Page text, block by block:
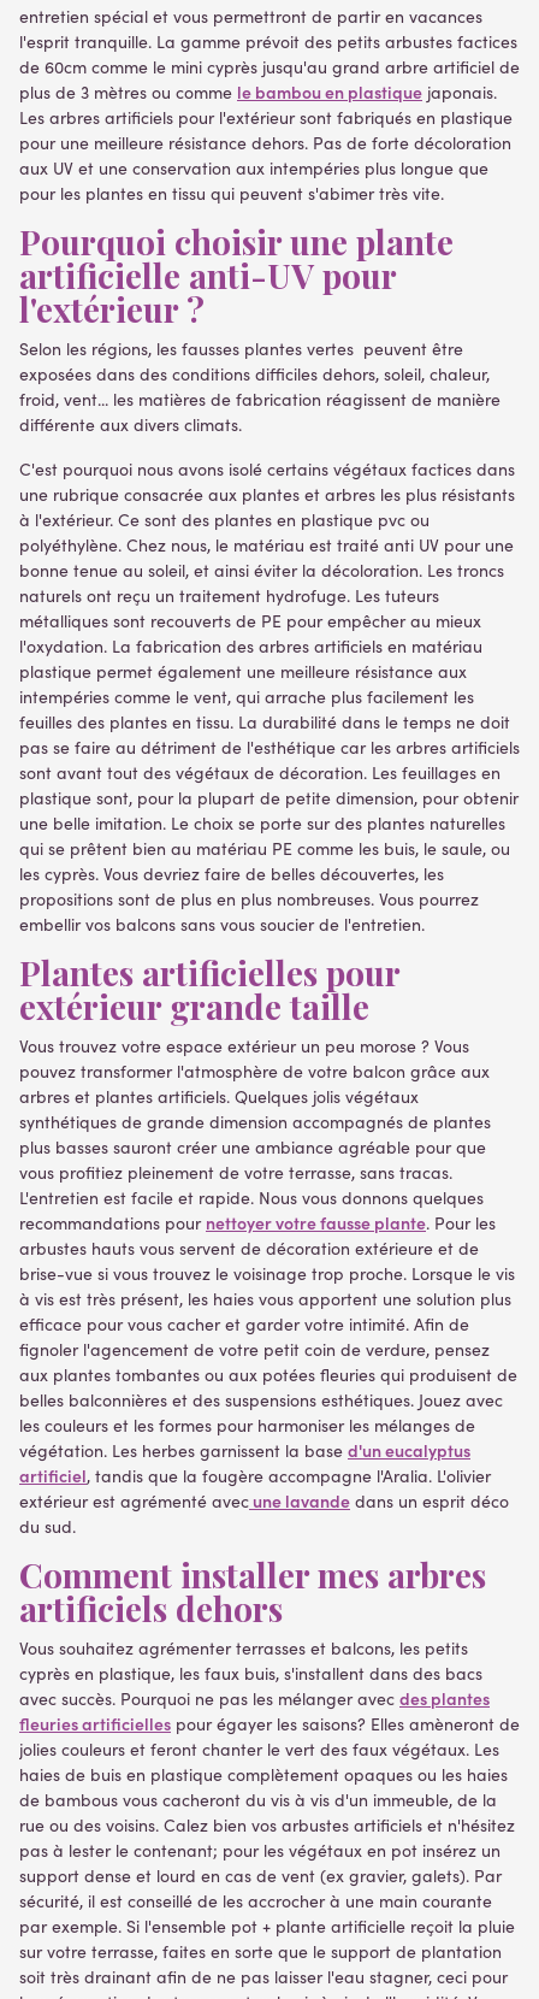
entretien spécial et vous permettront de partir en vacances
l'esprit tranquille. La gamme prévoit des petits arbustes factices
de 60cm comme le mini cyprès jusqu'au grand arbre artificiel de
plus de 3 mètres ou comme le bambou en plastique japonais.
Les arbres artificiels pour l'extérieur sont fabriqués en plastique
pour une meilleure résistance dehors. Pas de forte décoloration
aux UV et une conservation aux intempéries plus longue que
pour les plantes en tissu qui peuvent s'abimer très vite.
Pourquoi choisir une plante
artificielle anti-UV pour
l'extérieur ?
Selon les régions, les fausses plantes vertes peuvent être
exposées dans des conditions difficiles dehors, soleil, chaleur,
froid, vent... les matières de fabrication réagissent de manière
différente aux divers climats.
C'est pourquoi nous avons isolé certains végétaux factices dans
une rubrique consacrée aux plantes et arbres les plus résistants
à l'extérieur. Ce sont des plantes en plastique pvc ou
polyéthylène. Chez nous, le matériau est traité anti UV pour une
bonne tenue au soleil, et ainsi éviter la décoloration. Les troncs
naturels ont reçu un traitement hydrofuge. Les tuteurs
métalliques sont recouverts de PE pour empêcher au mieux
l'oxydation. La fabrication des arbres artificiels en matériau
plastique permet également une meilleure résistance aux
intempéries comme le vent, qui arrache plus facilement les
feuilles des plantes en tissu. La durabilité dans le temps ne doit
pas se faire au détriment de l'esthétique car les arbres artificiels
sont avant tout des végétaux de décoration. Les feuillages en
plastique sont, pour la plupart de petite dimension, pour obtenir
une belle imitation. Le choix se porte sur des plantes naturelles
qui se prêtent bien au matériau PE comme les buis, le saule, ou
les cyprès. Vous devriez faire de belles découvertes, les
propositions sont de plus en plus nombreuses. Vous pourrez
embellir vos balcons sans vous soucier de l'entretien.
Plantes artificielles pour
extérieur grande taille
Vous trouvez votre espace extérieur un peu morose ? Vous
pouvez transformer l'atmosphère de votre balcon grâce aux
arbres et plantes artificiels. Quelques jolis végétaux
synthétiques de grande dimension accompagnés de plantes
plus basses sauront créer une ambiance agréable pour que
vous profitiez pleinement de votre terrasse, sans tracas.
L'entretien est facile et rapide. Nous vous donnons quelques
recommandations pour nettoyer votre fausse plante. Pour les
arbustes hauts vous servent de décoration extérieure et de
brise-vue si vous trouvez le voisinage trop proche. Lorsque le vis
à vis est très présent, les haies vous apportent une solution plus
efficace pour vous cacher et garder votre intimité. Afin de
fignoler l'agencement de votre petit coin de verdure, pensez
aux plantes tombantes ou aux potées fleuries qui produisent de
belles balconnières et des suspensions esthétiques. Jouez avec
les couleurs et les formes pour harmoniser les mélanges de
végétation. Les herbes garnissent la base d'un eucalyptus
artificiel, tandis que la fougère accompagne l'Aralia. L'olivier
extérieur est agrémenté avec une lavande dans un esprit déco
du sud.
Comment installer mes arbres
artificiels dehors
Vous souhaitez agrémenter terrasses et balcons, les petits
cyprès en plastique, les faux buis, s'installent dans des bacs
avec succès. Pourquoi ne pas les mélanger avec des plantes
fleuries artificielles pour égayer les saisons? Elles amèneront de
jolies couleurs et feront chanter le vert des faux végétaux. Les
haies de buis en plastique complètement opaques ou les haies
de bambous vous cacheront du vis à vis d'un immeuble, de la
rue ou des voisins. Calez bien vos arbustes artificiels et n'hésitez
pas à lester le contenant; pour les végétaux en pot insérez un
support dense et lourd en cas de vent (ex gravier, galets). Par
sécurité, il est conseillé de les accrocher à une main courante
par exemple. Si l'ensemble pot + plante artificielle reçoit la pluie
sur votre terrasse, faites en sorte que le support de plantation
soit très drainant afin de ne pas laisser l'eau stagner, ceci pour